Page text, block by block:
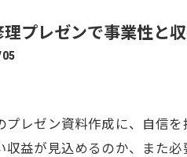
理プレゼンで事業性と
プレゼン資料作成に、自信
収益が見込めるのか、また